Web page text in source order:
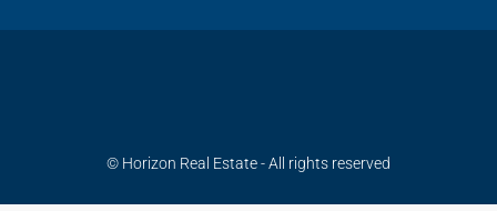
© Horizon Real Estate - All rights reserved